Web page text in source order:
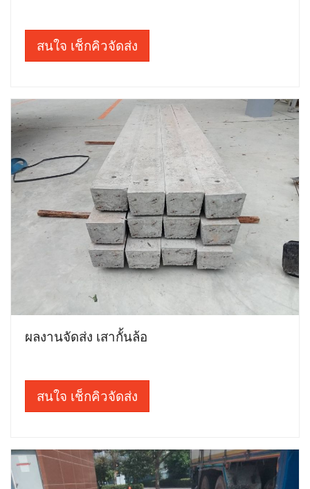
สนใจ เช็กคิวจัดส่ง
ผลงานจัดส่ง เสากั้นล้อ
สนใจ เช็กคิวจัดส่ง